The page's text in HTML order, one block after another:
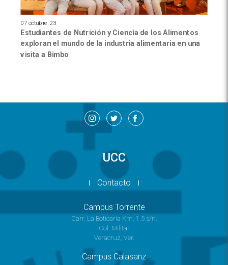
07 octubre, 23
Estudiantes de Nutrición y Ciencia de los Alimentos
exploran el mundo de la industria alimentaria en una
visita a Bimbo
UCC
Contacto
Campus Torrente
Carr. La Boticaria Km. 1.5 s/n.
Col. Militar
Veracruz, Ver.
Campus Calasanz